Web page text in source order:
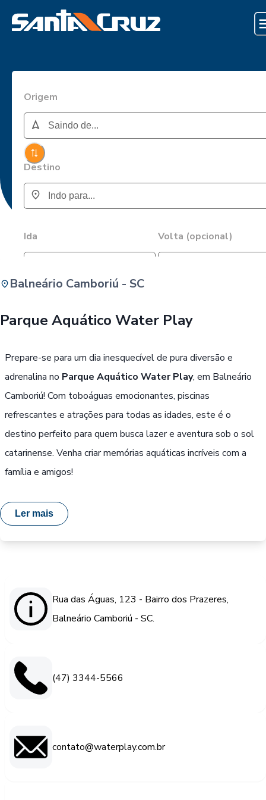
Origem
Destino
Ida Volta (opcional)
Balneário Camboriú - SC
Parque Aquático Water Play
Prepare-se para um dia inesquecível de pura diversão e
adrenalina no Parque Aquático Water Play, em Balneário
Camboriú! Com toboáguas emocionantes, piscinas
refrescantes e atrações para todas as idades, este é o
destino perfeito para quem busca lazer e aventura sob o sol
catarinense. Venha criar memórias aquáticas incríveis com a
família e amigos!
Ler mais
Rua das Águas, 123 - Bairro dos Prazeres,
Balneário Camboriú - SC.
(47) 3344-5566
contato@waterplay.com.br